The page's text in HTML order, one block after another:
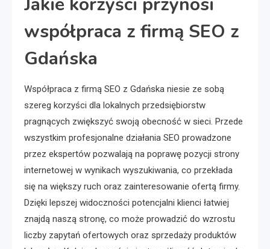
współpraca z firmą SEO z
Gdańska
Współpraca z firmą SEO z Gdańska niesie ze sobą
szereg korzyści dla lokalnych przedsiębiorstw
pragnących zwiększyć swoją obecność w sieci. Przede
wszystkim profesjonalne działania SEO prowadzone
przez ekspertów pozwalają na poprawę pozycji strony
internetowej w wynikach wyszukiwania, co przekłada
się na większy ruch oraz zainteresowanie ofertą firmy.
Dzięki lepszej widoczności potencjalni klienci łatwiej
znajdą naszą stronę, co może prowadzić do wzrostu
liczby zapytań ofertowych oraz sprzedaży produktów